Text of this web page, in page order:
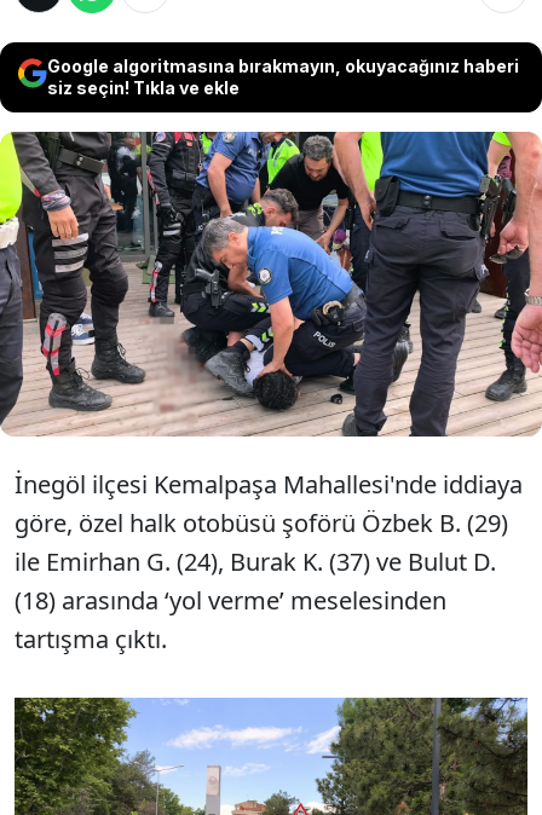
Google algoritmasına bırakmayın, okuyacağınız haberi
siz seçin! Tıkla ve ekle
Bursa’da ‘yol verme’ nedeniyle çıkan bıçaklı
kavgada 4 kişi bıçakla, tarafları ayırmaya
çalışan 1 polis memuru ise arbedede
yaralandı. Yaralılardan 1’inin durumunun
ağır olduğu öğrenildi.
İnegöl ilçesi Kemalpaşa Mahallesi'nde iddiaya
göre, özel halk otobüsü şoförü Özbek B. (29)
ile Emirhan G. (24), Burak K. (37) ve Bulut D.
(18) arasında ‘yol verme’ meselesinden
tartışma çıktı.